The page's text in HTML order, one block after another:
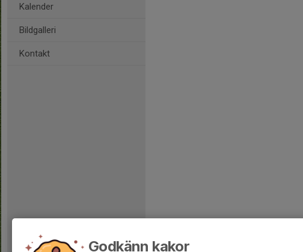
Kalender
Bildgalleri
Kontakt
Godkänn kakor